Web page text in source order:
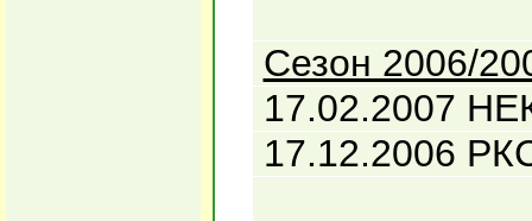
Сезон 2006/
17.02.2007
17.12.2006